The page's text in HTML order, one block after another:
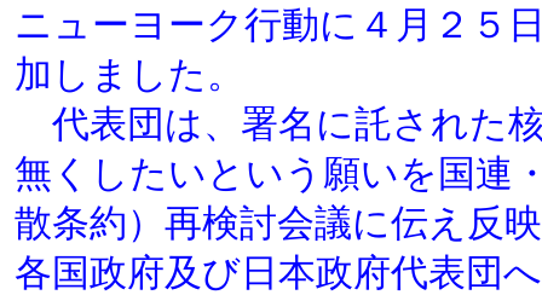
ニューヨーク行動に４月２５
加しました。
代表団は、署名に託された
無くしたいという願いを国連
散条約）再検討会議に伝え反
各国政府及び日本政府代表団